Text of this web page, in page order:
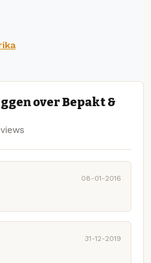
over Bepakt &
08-01-2016
31-12-2019